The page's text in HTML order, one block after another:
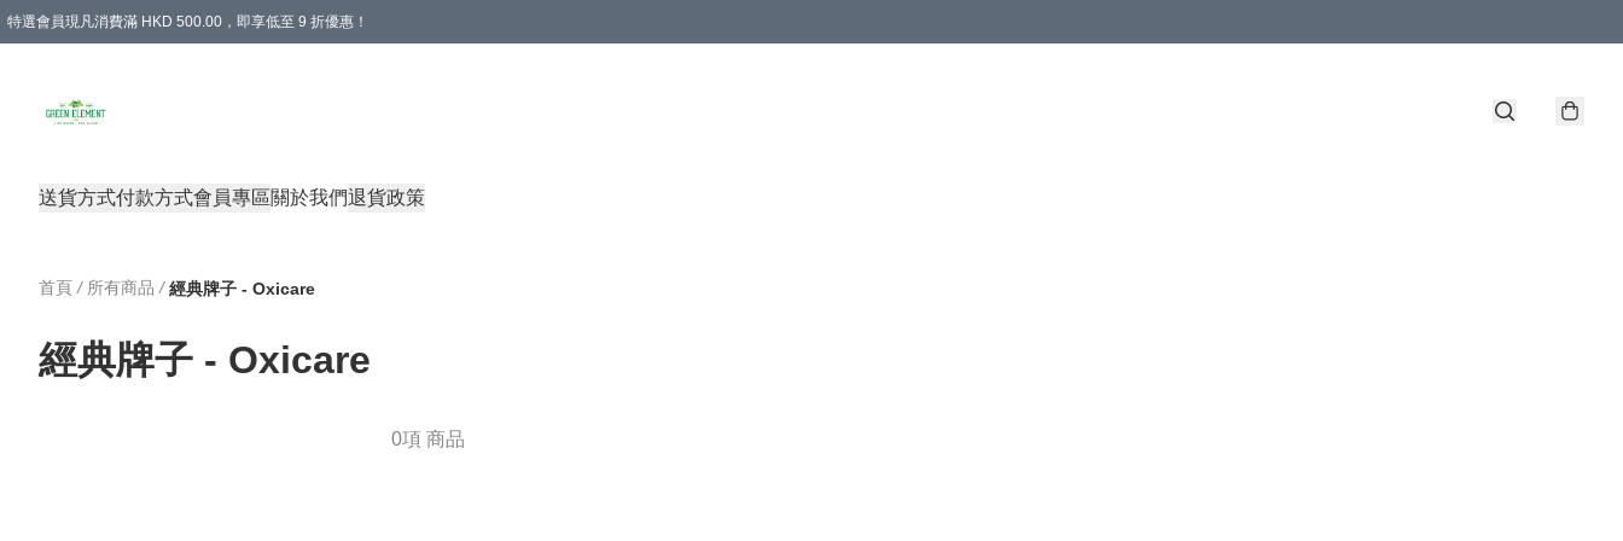
特選會員現凡消費滿 HKD 500.00，即享低至 9 折優惠！
送貨方式付款方式會員專區關於我們退貨政策
首頁 / 所有商品 / 經典牌子 - Oxicare
經典牌子 - Oxicare
0項 商品